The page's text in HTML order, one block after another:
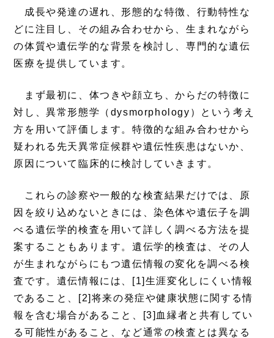
成長や発達の遅れ、形態的な特徴、行動特性な
どに注目し、その組み合わせから、生まれながら
の体質や遺伝学的な背景を検討し、専門的な遺伝
医療を提供しています。
まず最初に、体つきや顔立ち、からだの特徴に
対し、異常形態学（dysmorphology）という考え
方を用いて評価します。特徴的な組み合わせから
疑われる先天異常症候群や遺伝性疾患はないか、
原因について臨床的に検討していきます。
これらの診察や一般的な検査結果だけでは、原
因を絞り込めないときには、染色体や遺伝子を調
べる遺伝学的検査を用いて詳しく調べる方法を提
案することもあります。遺伝学的検査は、その人
が生まれながらにもつ遺伝情報の変化を調べる検
査です。遺伝情報には、[1]生涯変化しにくい情報
であること、[2]将来の発症や健康状態に関する情
報を含む場合があること、[3]血縁者と共有してい
る可能性があること、など通常の検査とは異なる